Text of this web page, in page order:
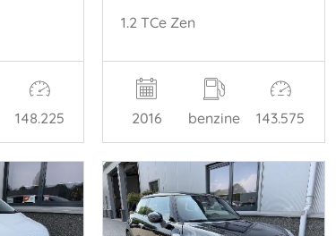
148.225
1.2 TCe Zen
2016 benzine 143.575